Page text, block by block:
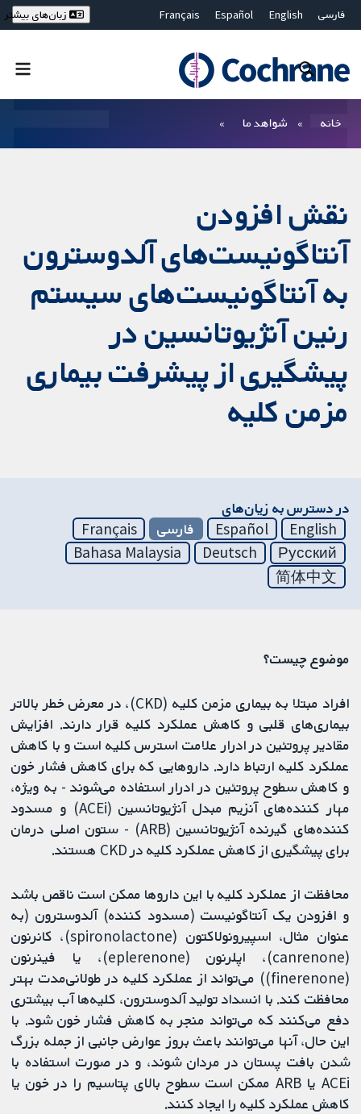
فارسی English
Español
Français
Bahasa Malaysia
ไทย
繁體中文
زبان‌های بیشتر
خانه شواهد ما
نقش افزودن
آنتاگونیست‌های آلدوسترون
به آنتاگونیست‌های سیستم
رنین آنژیوتانسین در
پیشگیری از پیشرفت بیماری
مزمن کلیه
در دسترس به زیان‌های
English
Español فارسی
Français
Русский
Deutsch
Bahasa Malaysia
简体中文
موضوع چیست؟
افراد مبتلا به بیماری مزمن کلیه (CKD)، در معرض خطر بالاتر
بیماری‌های قلبی و کاهش عملکرد کلیه قرار دارند. افزایش
مقادیر پروتئین در ادرار علامت استرس کلیه است و با کاهش
عملکرد کلیه ارتباط دارد. داروهایی که برای کاهش فشار خون
و کاهش سطوح پروتئین در ادرار استفاده می‌شوند - به ویژه،
مهار کننده‌های آنزیم مبدل آنژیوتانسین (ACEi) و مسدود
کننده‌های گیرنده آنژیوتانسین (ARB) - ستون اصلی درمان
برای پیشگیری از کاهش عملکرد کلیه در CKD هستند.
محافظت از عملکرد کلیه با این داروها ممکن است ناقص باشد
و افزودن یک آنتاگونیست (مسدود کننده) آلدوسترون (به
عنوان مثال، اسپیرونولاکتون (spironolactone)، کانرنون
(canrenone)، اپلرنون (eplerenone)، یا فینرنون
(finerenone)) می‌تواند از عملکرد کلیه در طولانی‌مدت بهتر
محافظت کند. با انسداد تولید آلدوسترون، کلیه‌ها آب بیشتری
دفع می‌کنند که می‌تواند منجر به کاهش فشار خون شود. با
این حال، آنها می‌توانند باعث بروز عوارض جانبی از جمله بزرگ
شدن بافت پستان در مردان شوند، و در صورت استفاده با
ACEi یا ARB ممکن است سطوح بالای پتاسیم را در خون یا
کاهش عملکرد کلیه را ایجاد کنند.